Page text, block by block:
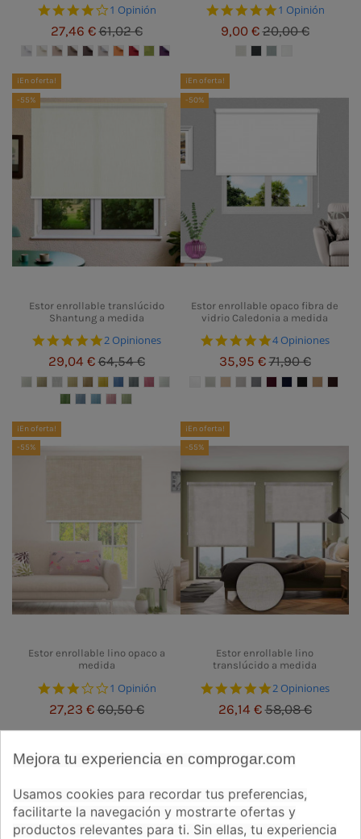
4.0 star rating
1 Opinión
27,46 €61,02 €
5.0 star rating
1 Opinión
9,00 €20,00 €
¡En oferta!
-55%
Estor enrollable translúcido
Shantung a medida
5.0 star rating
2 Opiniones
29,04 €64,54 €
¡En oferta!
-50%
Estor enrollable opaco fibra de
vidrio Caledonia a medida
5.0 star rating
4 Opiniones
35,95 €71,90 €
¡En oferta!
-55%
Estor enrollable lino opaco a
medida
3.0 star rating
1 Opinión
27,23 €60,50 €
¡En oferta!
-55%
Estor enrollable lino
translúcido a medida
5.0 star rating
2 Opiniones
26,14 €58,08 €
-50%
-55%
Mejora tu experiencia en comprogar.com
Usamos cookies para recordar tus preferencias,
facilitarte la navegación y mostrarte ofertas y
productos relevantes para ti. Sin ellas, tu experiencia